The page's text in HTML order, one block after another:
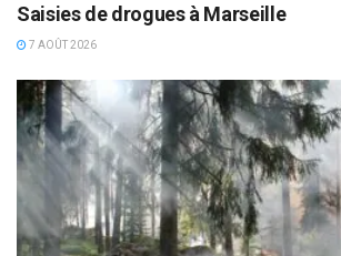
Saisies de drogues à Marseille
7 AOÛT 2026